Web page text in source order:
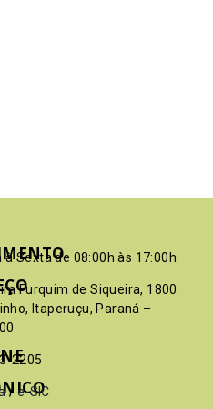
à Sexta de 08:00h às 17:00h
Furquim de Siqueira, 1800
Itaperuçu, Paraná –
2205
/ e-SIC